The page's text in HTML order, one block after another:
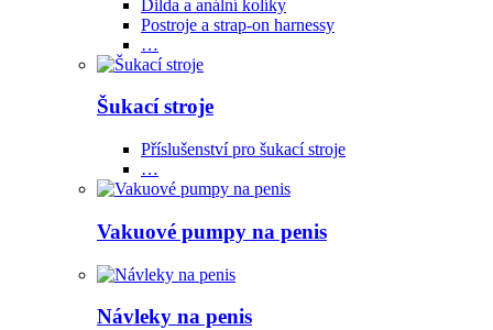
Dilda a anální kolíky
Postroje a strap-on harnessy
…
Šukací stroje
Příslušenství pro šukací stroje
…
Vakuové pumpy na penis
Návleky na penis